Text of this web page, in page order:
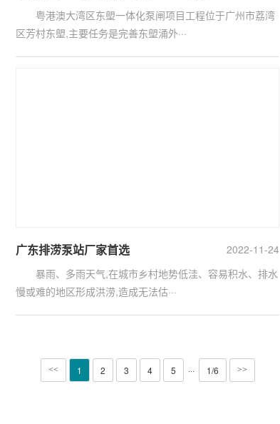
粤港澳大湾区东塱一体化泵闸项目工程位于广州市荔湾
区芳村东塱,主要任务是完善东塱涌外···
2022-11-24
广东排涝泵站厂家首选
暴雨、多雨天气,在城市乡村地势低洼、容易积水、排水
慢或难的地区形成洪涝,造成无法估···
<< 1 2 3 4 5 ··· 1/6 >>